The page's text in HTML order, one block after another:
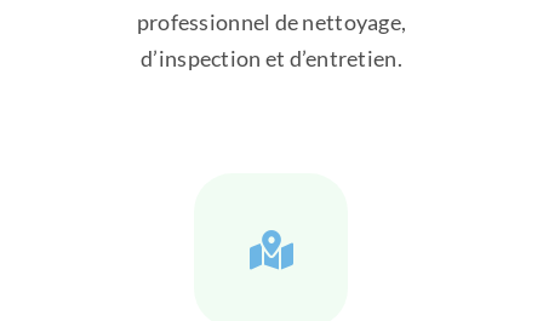
professionnel de nettoyage,
d’inspection et d’entretien.